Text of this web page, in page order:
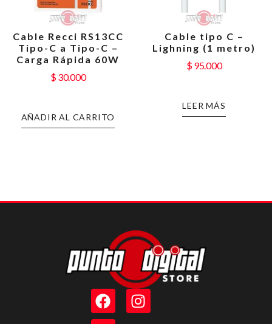
Cable Recci RS13CC
Tipo-C a Tipo-C –
Carga Rápida 60W
$30.000
AÑADIR AL CARRITO
Cable tipo C –
Lighning (1 metro)
$95.000
LEER MÁS